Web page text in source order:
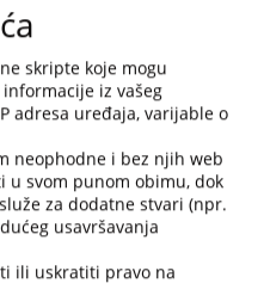
i rukovodi
tužilac, i jedan
odgovarajuglavnom
svoje funkcije,
pred Kantonalnim
za cijeli
skripte koje mogu
iz vašeg
adresa uređaja, varijable o
neophodne i bez njih web
u svom punom obimu, dok
za dodatne stvari (npr.
usavršavanja
ili uskratiti pravo na